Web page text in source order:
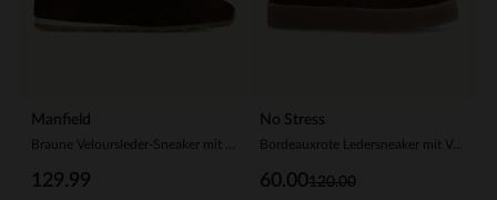
Manfield
129.99
No Stress
Bordeauxrote Ledersneaker mit Veloursleder-Details
120.00
60.00